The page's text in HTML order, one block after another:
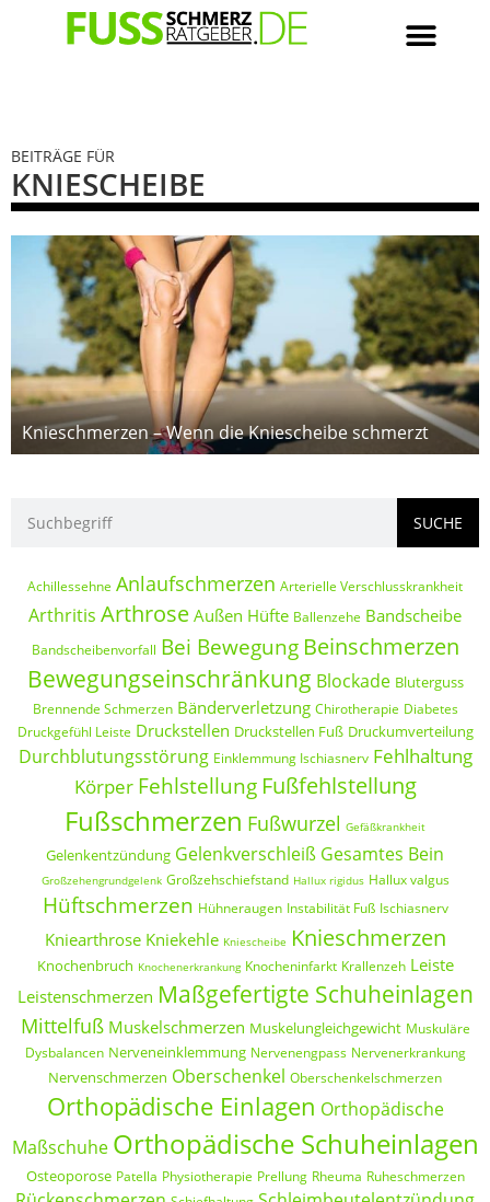
BEITRÄGE FÜR
KNIESCHEIBE
Knieschmerzen – Wenn die Kniescheibe schmerzt
SUCHE
Achillessehne Anlaufschmerzen Arterielle Verschlusskrankheit
Arthritis Arthrose Außen Hüfte Ballenzehe Bandscheibe
Bandscheibenvorfall Bei Bewegung Beinschmerzen
Bewegungseinschränkung Blockade Bluterguss
Brennende Schmerzen Bänderverletzung Chirotherapie Diabetes
Druckgefühl Leiste Druckstellen Druckstellen Fuß Druckumverteilung
Durchblutungsstörung Einklemmung Ischiasnerv Fehlhaltung
Körper Fehlstellung Fußfehlstellung
Fußschmerzen Fußwurzel Gefäßkrankheit
Gelenkentzündung Gelenkverschleiß Gesamtes Bein
Großzehengrundgelenk Großzehschiefstand Hallux rigidus Hallux valgus
Hüftschmerzen Hühneraugen Instabilität Fuß Ischiasnerv
Kniearthrose Kniekehle Kniescheibe Knieschmerzen
Knochenbruch Knochenerkrankung Knocheninfarkt Krallenzeh Leiste
Leistenschmerzen Maßgefertigte Schuheinlagen
Mittelfuß Muskelschmerzen Muskelungleichgewicht Muskuläre
Dysbalancen Nerveneinklemmung Nervenengpass Nervenerkrankung
Nervenschmerzen Oberschenkel Oberschenkelschmerzen
Orthopädische Einlagen Orthopädische
Maßschuhe Orthopädische Schuheinlagen
Osteoporose Patella Physiotherapie Prellung Rheuma Ruheschmerzen